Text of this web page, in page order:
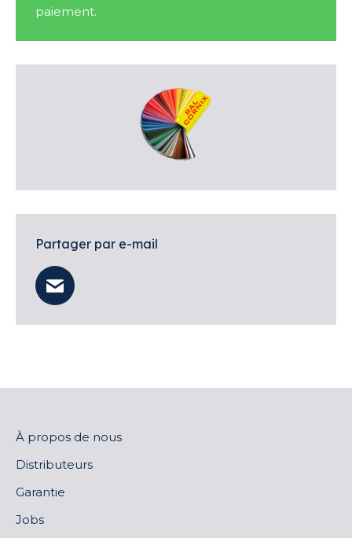
paiement.
Partager par e-mail
À propos de nous
Distributeurs
Garantie
Jobs